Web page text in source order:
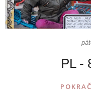
PL -